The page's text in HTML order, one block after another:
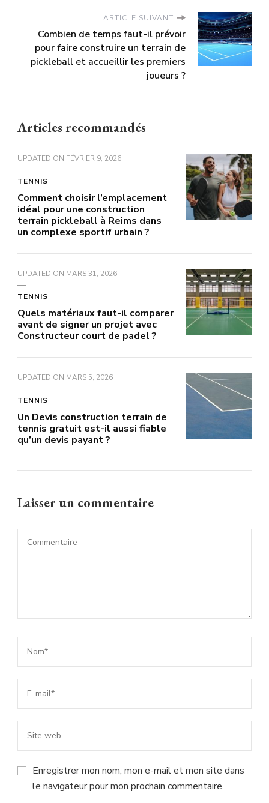
ARTICLE SUIVANT
Combien de temps faut-il prévoir
pour faire construire un terrain de
pickleball et accueillir les premiers
joueurs ?
Articles recommandés
UPDATED ON FÉVRIER 9, 2026
TENNIS
Comment choisir l’emplacement
idéal pour une construction
terrain pickleball à Reims dans
un complexe sportif urbain ?
UPDATED ON MARS 31, 2026
TENNIS
Quels matériaux faut-il comparer
avant de signer un projet avec
Constructeur court de padel ?
UPDATED ON MARS 5, 2026
TENNIS
Un Devis construction terrain de
tennis gratuit est-il aussi fiable
qu’un devis payant ?
Laisser un commentaire
Enregistrer mon nom, mon e-mail et mon site dans
le navigateur pour mon prochain commentaire.